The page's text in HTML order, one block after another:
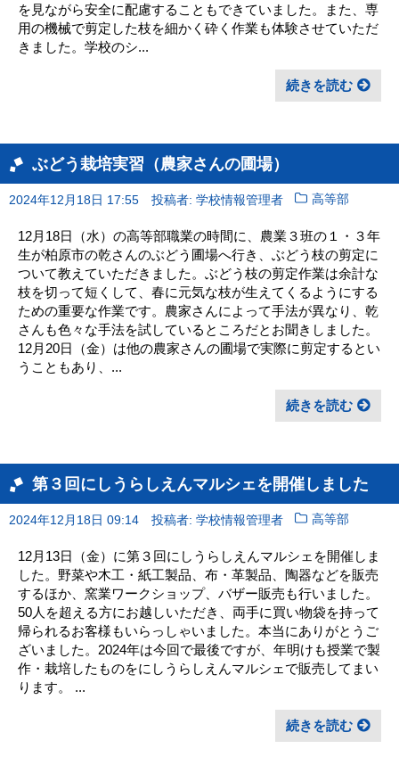
を見ながら安全に配慮することもできていました。また、専
用の機械で剪定した枝を細かく砕く作業も体験させていただ
きました。学校のシ...
続きを読む
ぶどう栽培実習（農家さんの圃場）
2024年12月18日 17:55 投稿者: 学校情報管理者 高等部
12月18日（水）の高等部職業の時間に、農業３班の１・３年
生が柏原市の乾さんのぶどう圃場へ行き、ぶどう枝の剪定に
ついて教えていただきました。ぶどう枝の剪定作業は余計な
枝を切って短くして、春に元気な枝が生えてくるようにする
ための重要な作業です。農家さんによって手法が異なり、乾
さんも色々な手法を試しているところだとお聞きしました。
12月20日（金）は他の農家さんの圃場で実際に剪定するとい
うこともあり、...
続きを読む
第３回にしうらしえんマルシェを開催しました
2024年12月18日 09:14 投稿者: 学校情報管理者 高等部
12月13日（金）に第３回にしうらしえんマルシェを開催しま
した。野菜や木工・紙工製品、布・革製品、陶器などを販売
するほか、窯業ワークショップ、バザー販売も行いました。
50人を超える方にお越しいただき、両手に買い物袋を持って
帰られるお客様もいらっしゃいました。本当にありがとうご
ざいました。2024年は今回で最後ですが、年明けも授業で製
作・栽培したものをにしうらしえんマルシェで販売してまい
ります。 ...
続きを読む